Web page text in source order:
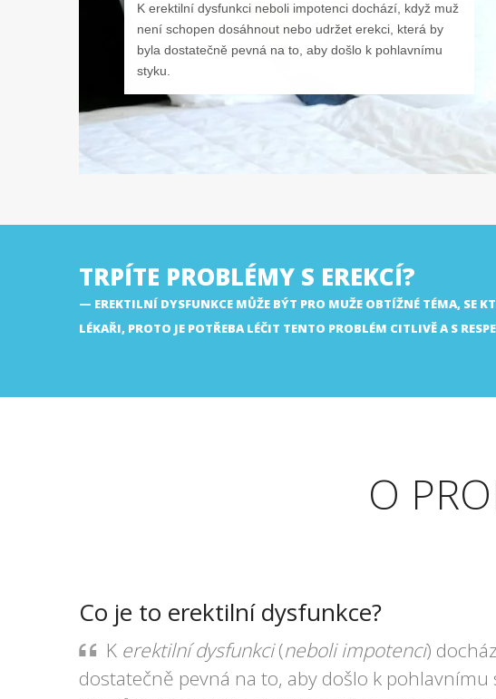
K erektilní dysfunkci neboli impotenci dochází, když muž
není schopen dosáhnout nebo udržet erekci, která by
byla dostatečně pevná na to, aby došlo k pohlavnímu
styku.
TRPÍTE PROBLÉMY S EREKCÍ?
EREKTILNÍ DYSFUNKCE MŮŽE BÝT PRO MUŽE OBTÍŽNÉ TÉMA, SE
LÉKAŘI, PROTO JE POTŘEBA LÉČIT TENTO PROBLÉM CITLIVĚ A S
O
Co je to erektilní dysfunkce?
K erektilní dysfunkci(neboli impotenci)
dostatečně pevná na to, aby došlo k